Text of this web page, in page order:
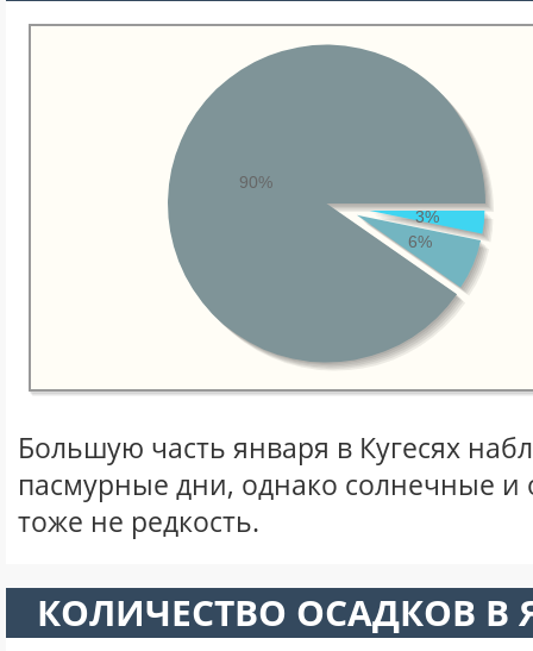
3%
6%
90%
Большую часть января в Кугесях
пасмурные дни, однако солнечные
тоже не редкость.
КОЛИЧЕСТВО ОСАДКОВ В